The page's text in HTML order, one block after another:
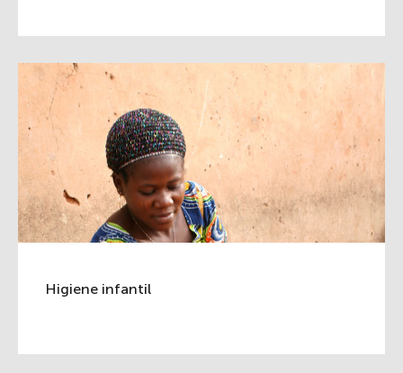
Higiene infantil